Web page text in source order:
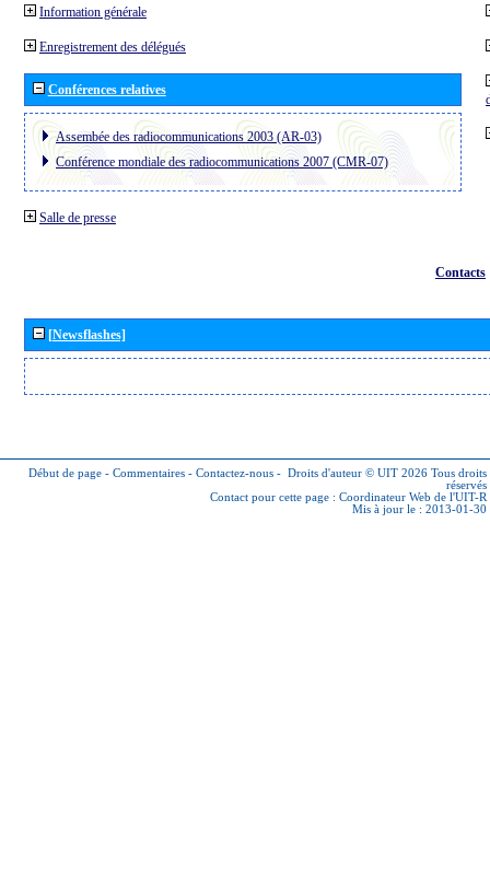
Information générale
Enregistrement des délégués
Conférences relatives
Assembée des radiocommunications 2003 (AR-03)
Conférence mondiale des radiocommunications 2007 (CMR-07)
Salle de presse
Contacts
[Newsflashes]
Début de page - Commentaires - Contactez-nous - Droits d'auteur © UIT 2026 Tous droits
réservés
Contact pour cette page : Coordinateur Web de l'UIT-R
Mis à jour le : 2013-01-30